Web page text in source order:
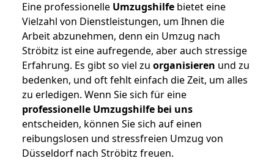
Eine professionelle Umzugshilfe bietet eine
Vielzahl von Dienstleistungen, um Ihnen die
Arbeit abzunehmen, denn ein Umzug nach
Ströbitz ist eine aufregende, aber auch stressige
Erfahrung. Es gibt so viel zu organisieren und zu
bedenken, und oft fehlt einfach die Zeit, um alles
zu erledigen. Wenn Sie sich für eine
professionelle Umzugshilfe bei uns
entscheiden, können Sie sich auf einen
reibungslosen und stressfreien Umzug von
Düsseldorf nach Ströbitz freuen.